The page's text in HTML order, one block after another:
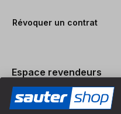
Révoquer un contrat
Espace revendeurs
Devenir revendeur